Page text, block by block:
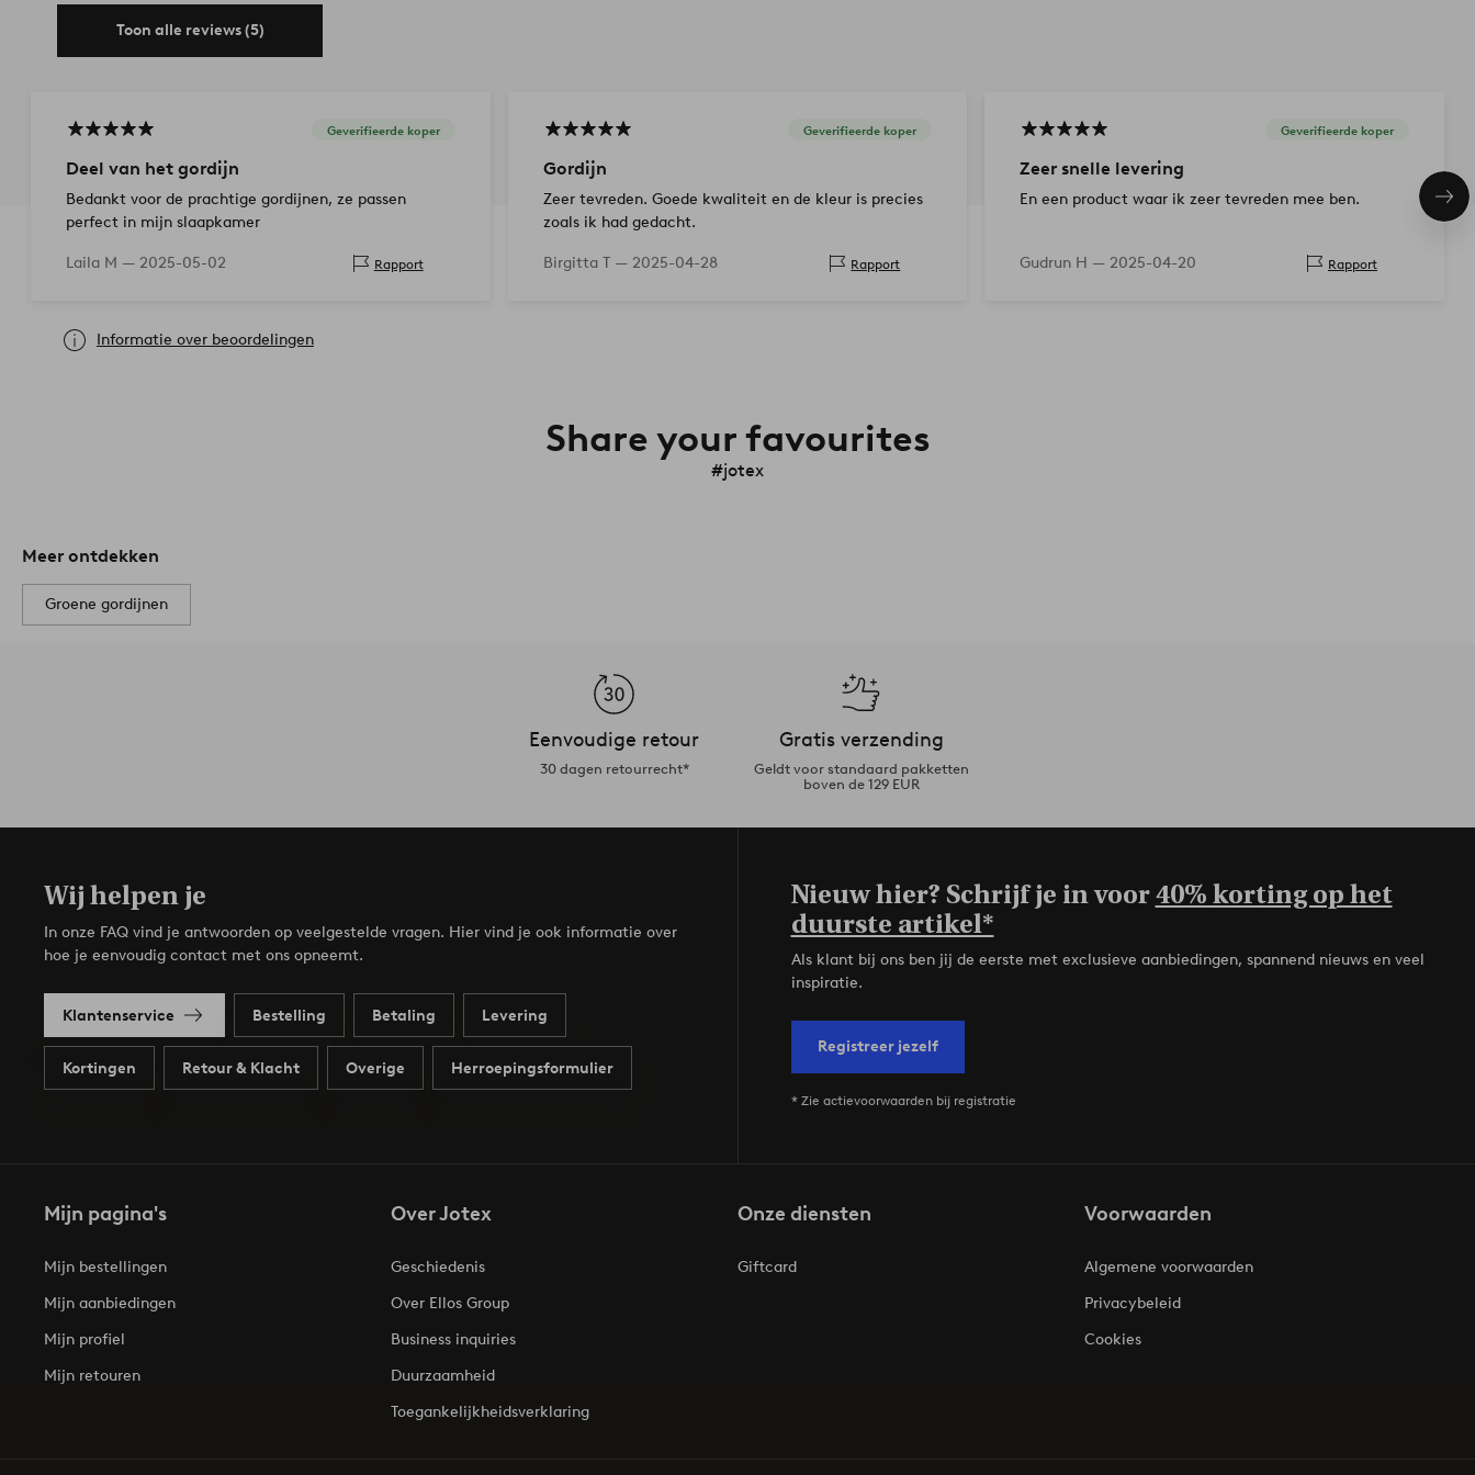
Toon alle reviews (5)
Geverifieerde koper
Deel van het gordijn
Bedankt voor de prachtige gordijnen, ze passen
perfect in mijn slaapkamer
Laila M — 2025-05-02 Rapport
Geverifieerde koper
Gordijn
Zeer tevreden. Goede kwaliteit en de kleur is precies
zoals ik had gedacht.
Birgitta T — 2025-04-28 Rapport
Geverifieerde koper
Zeer snelle levering
En een product waar ik zeer tevreden mee ben.
Gudrun H — 2025-04-20 Rapport
Informatie over beoordelingen
Share your favourites
#jotex
Meer ontdekken
Groene gordijnen
Eenvoudige retour
30 dagen retourrecht*
Gratis verzending
Geldt voor standaard pakketten
boven de 129 EUR
Wij helpen je
In onze FAQ vind je antwoorden op veelgestelde vragen. Hier vind je ook informatie over
hoe je eenvoudig contact met ons opneemt.
Klantenservice Bestelling Betaling Levering
Kortingen Retour & Klacht Overige Herroepingsformulier
Nieuw hier? Schrijf je in voor40% korting op het
duurste artikel*
Als klant bij ons ben jij de eerste met exclusieve aanbiedingen, spannend nieuws en veel
inspiratie.
Registreer jezelf
* Zie actievoorwaarden bij registratie
Mijn pagina's
Mijn bestellingen
Mijn aanbiedingen
Mijn profiel
Mijn retouren
Over Jotex
Geschiedenis
Over Ellos Group
Business inquiries
Duurzaamheid
Toegankelijkheidsverklaring
Onze diensten
Giftcard
Voorwaarden
Algemene voorwaarden
Privacybeleid
Cookies